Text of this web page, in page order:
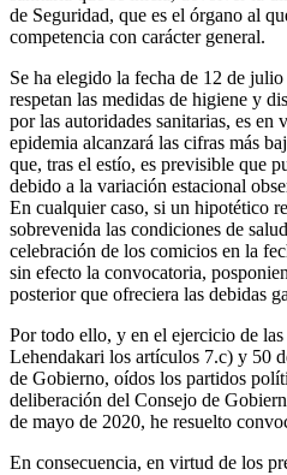
de Seguridad, que es el órgano al
competencia con carácter general.
Se ha elegido la fecha de 12 de
respetan las medidas de higiene y
por las autoridades sanitarias, es
epidemia alcanzará las cifras más
que, tras el estío, es previsible que
debido a la variación estacional
En cualquier caso, si un hipotético
sobrevenida las condiciones de
celebración de los comicios en la
sin efecto la convocatoria,
posterior que ofreciera las debidas
Por todo ello, y en el ejercicio de
Lehendakari los artículos 7.c) y 50
de Gobierno, oídos los partidos
deliberación del Consejo de
de mayo de 2020, he resuelto
En consecuencia, en virtud de los